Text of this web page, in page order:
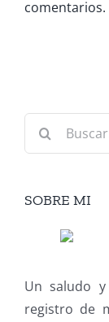
comentarios.
Buscar:
SOBRE MI
Un saludo
registro de